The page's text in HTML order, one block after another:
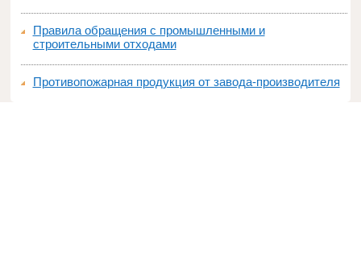
Правила обращения с промышленными и
строительными отходами
Противопожарная продукция от завода-производителя